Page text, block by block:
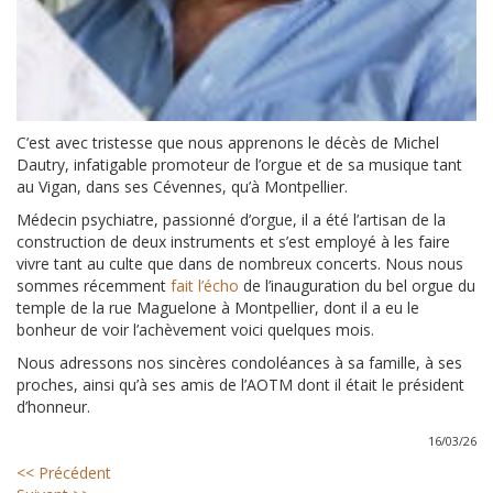
C’est avec tristesse que nous apprenons le décès de Michel
Dautry, infatigable promoteur de l’orgue et de sa musique tant
au Vigan, dans ses Cévennes, qu’à Montpellier.
Médecin psychiatre, passionné d’orgue, il a été l’artisan de la
construction de deux instruments et s’est employé à les faire
vivre tant au culte que dans de nombreux concerts. Nous nous
sommes récemment fait l’écho de l’inauguration du bel orgue du
temple de la rue Maguelone à Montpellier, dont il a eu le
bonheur de voir l’achèvement voici quelques mois.
Nous adressons nos sincères condoléances à sa famille, à ses
proches, ainsi qu’à ses amis de l’AOTM dont il était le président
d’honneur.
16/03/26
<< Précédent